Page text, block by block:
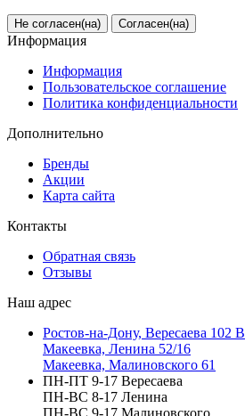
Не согласен(на) Согласен(на)
Информация
Информация
Пользовательское соглашение
Политика конфиденциальности
Дополнительно
Бренды
Акции
Карта сайта
Контакты
Обратная связь
Отзывы
Наш адрес
Ростов-на-Дону, Вересаева 102 В
Макеевка, Ленина 52/16
Макеевка, Малиновского 61
ПН-ПТ 9-17 Вересаева
ПН-ВС 8-17 Ленина
ПН-ВС 9-17 Малиновского